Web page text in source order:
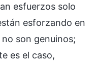
esfuerzos solo
esforzando en
son genuinos;
es el caso,